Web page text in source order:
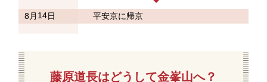
8月 14日 平安京に帰京
藤原道長はどうして金峯山へ？